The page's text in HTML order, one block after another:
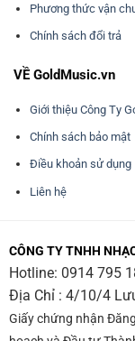
Phương thức vận
Chính sách đổi trả
VỀ GoldMusic.vn
Giới thiệu Công Ty
Chính sách bảo mật
Điều khoản sử dụng
Liên hệ
CÔNG TY TNHH
Hotline: 0914 795
Địa Chỉ : 4/10/4
Giấy chứng nhận